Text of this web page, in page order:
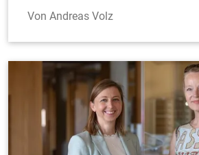
Yasin Ulu (Co-Kapitän, SF
Andreas Volz